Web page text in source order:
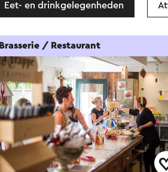
Eet- en drinkgelegenheden
Brasserie / Restaurant